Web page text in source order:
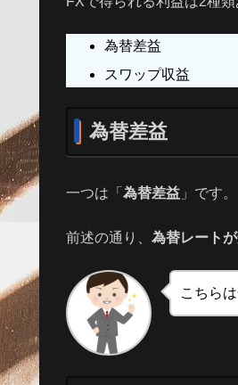
為替差益
スワップ収益
為替差益
一つは「 為替差益 」です。
前述の通り、 為替レート
こちら